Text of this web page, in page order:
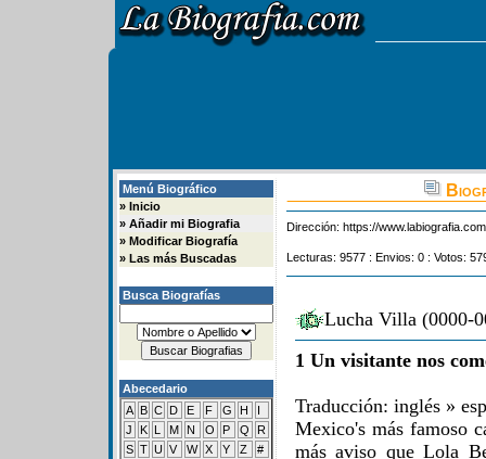
Menú Biográfico
» Inicio
» Añadir mi Biografia
» Modificar Biografía
» Las más Buscadas
Busca Biografías
Abecedario
A B C D E F G H
I
J
K L M N O P Q
R
S T U V W X Y Z #
Dirección: https://
Lecturas: 9577 : Envios: 0 : Votos:
Lucha Villa (0000-
1 Un visitante nos
Traducción: inglés »
Mexico's más famoso
más aviso que Lola